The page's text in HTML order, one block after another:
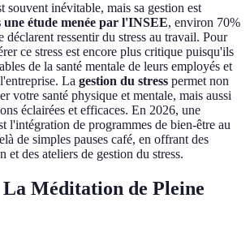
souvent inévitable, mais sa gestion est
une étude menée par l'INSEE, environ 70%
déclarent ressentir du stress au travail. Pour
ce stress est encore plus critique puisqu'ils
de la santé mentale de leurs employés et
La gestion du stress permet non
votre santé physique et mentale, mais aussi
éclairées et efficaces. En 2026, une
l'intégration de programmes de bien-être au
de simples pauses café, en offrant des
et des ateliers de gestion du stress.
La Méditation de Pleine